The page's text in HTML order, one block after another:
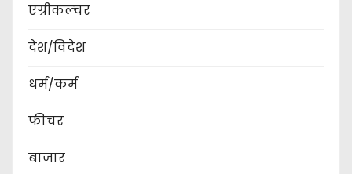
एग्रीकल्चर
देश/विदेश
धर्म/कर्म
फीचर
बाजार